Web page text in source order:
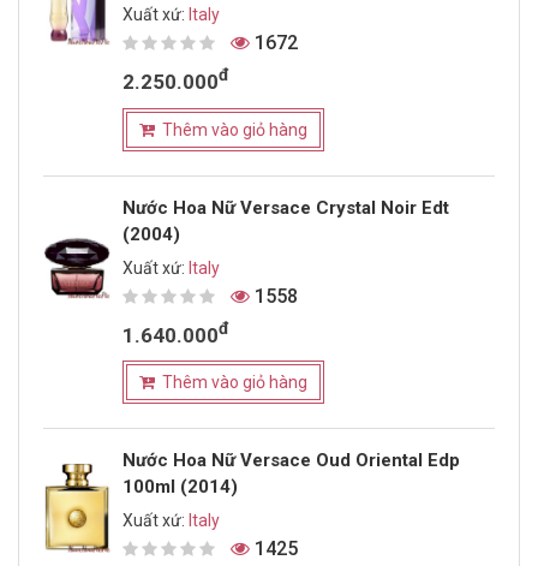
Xuất xứ: Italy
1672
2.250.000đ
Thêm vào giỏ hàng
Nước Hoa Nữ Versace Crystal Noir Edt
(2004)
Xuất xứ:Italy
1558
1.640.000đ
Thêm vào giỏ hàng
Nước Hoa Nữ Versace Oud Oriental Edp
100ml (2014)
Xuất xứ: Italy
1425